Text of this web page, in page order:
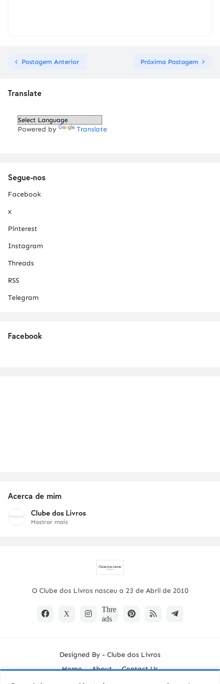
Postagem Anterior Próxima Postagem
Translate
Powered by Translate
Segue-nos
Facebook
x
Pinterest
Instagram
Threads
RSS
Telegram
Facebook
Acerca de mim
Clube dos Livros
Mostrar mais
O Clube dos Livros nasceu a 23 de Abril de 2010
Designed By - Clube dos Livros
Home
About Contact Us